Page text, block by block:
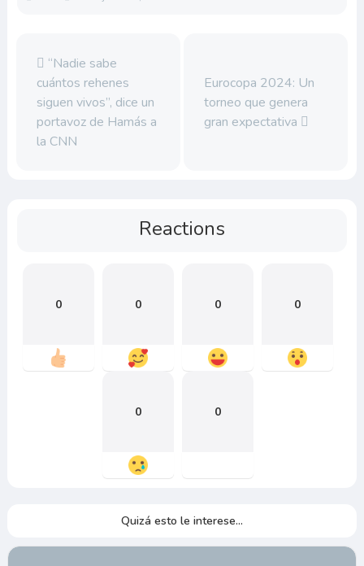
“Nadie sabe
cuántos rehenes
siguen vivos”, dice un
portavoz de Hamás a
la CNN
Eurocopa 2024: Un
torneo que genera
gran expectativa
Reactions
0 0 0 0
0 0
Quizá esto le interese...